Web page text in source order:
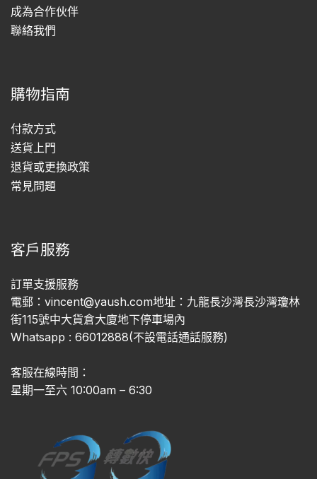
成為合作伙伴
聯絡我們
購物指南
付款方式
送貨上門
退貨或更換政策
常見問題
客戶服務
訂單支援服務
電郵：vincent@yaush.com地址：九龍長沙灣長沙灣瓊林
街115號中大貨倉大廈地下停車場內
Whatsapp : 66012888(不設電話通話服務)
客服在線時間：
星期一至六 10:00am – 6:30